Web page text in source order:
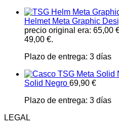
Helmet Meta Graphic
precio original era: 65,00
49,00 €.
Plazo de entrega: 3 días
Solid Negro 69,90 €
Plazo de entrega: 3 días
LEGAL